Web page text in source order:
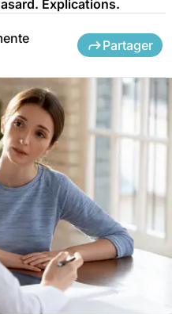
Explications.
Partager